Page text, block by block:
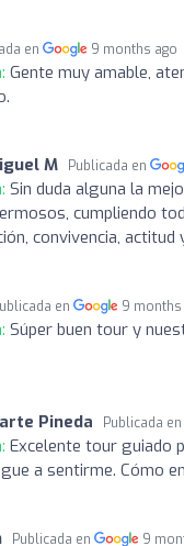
en 9 months ago
Gente muy amable,
M Publicada en
Sin duda alguna la
cumpliendo
convivencia,
en 9 months
Súper buen tour y
Pineda Publicada en
Excelente tour guiado
a sentirme. Cómo
Publicada en 9